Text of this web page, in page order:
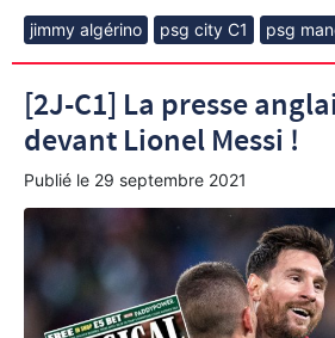
jimmy algérino psg city C1 psg
[2J-C1] La presse
devant Lionel Messi !
Publié le 29 septembre 2021